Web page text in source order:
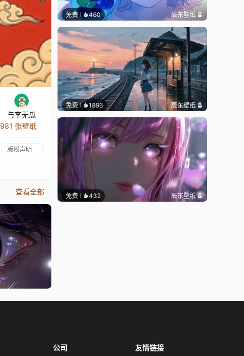
与李无瓜
981 张壁纸
版权声明
查看全部
免费 460 辰东壁纸
免费 1896 辰东壁纸
免费 432 辰东壁纸
公司 友情链接